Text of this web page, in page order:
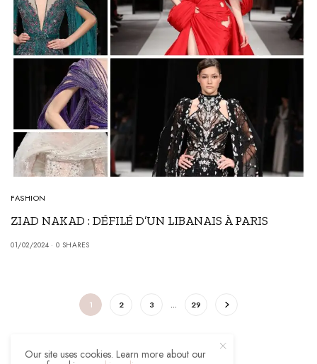
FASHION
ZIAD NAKAD : DÉFILÉ D’UN LIBANAIS À PARIS
01/02/2024 0 SHARES
1 2 3 … 29
Our site uses cookies. Learn more about our